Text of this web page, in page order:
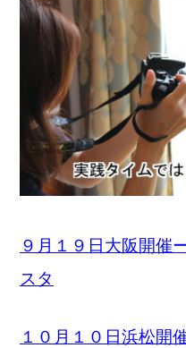
９月１９日大阪開催
スタ
１０月１０日浜松開